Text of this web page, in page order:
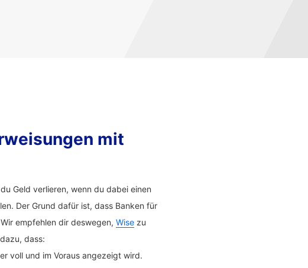
mit
Geld verlieren, wenn du dabei einen
Der Grund dafür ist, dass Banken für
empfehlen dir deswegen, Wise zu
dass:
voll und im Voraus angezeigt wird.